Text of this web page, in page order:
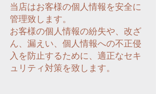
当店はお客様の個人情報を安全に
管理致します。
お客様の個人情報の紛失や、改ざ
ん、漏えい、個人情報への不正侵
入を防止するために、適正なセキ
ュリティ対策を致します。